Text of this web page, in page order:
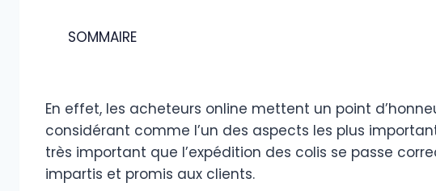
SOMMAIRE
En effet, les acheteurs online mettent un point
considérant comme l’un des aspects les plus
très important que l’expédition des colis se passe
impartis et promis aux clients.